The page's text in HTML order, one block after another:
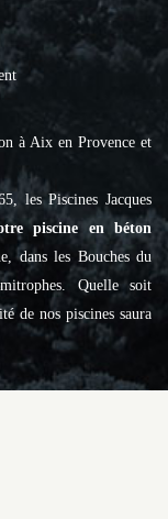
à Aix en Provence et
les Piscines Jacques
piscine en béton
dans les Bouches du
Quelle soit
de nos piscines saura